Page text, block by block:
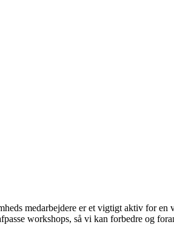
medarbejdere er et vigtigt aktiv for
workshops, så vi kan forbedre og